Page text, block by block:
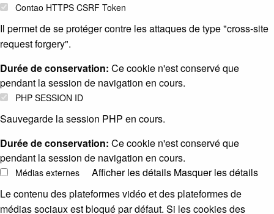
Contao HTTPS CSRF Token
Il permet de se protéger contre les attaques de type "cross-site
request forgery".
Durée de conservation: Ce cookie n'est conservé que
pendant la session de navigation en cours.
PHP SESSION ID
Sauvegarde la session PHP en cours.
Durée de conservation: Ce cookie n'est conservé que
pendant la session de navigation en cours.
Médias externes Afficher les détails Masquer les détails
Le contenu des plateformes vidéo et des plateformes de
médias sociaux est bloqué par défaut. Si les cookies des